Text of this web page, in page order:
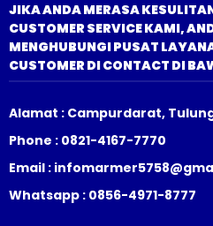
JIKA ANDA MERASA
CUSTOMER SERVICE KAMI,
MENGHUBUNGI PUSAT
CUSTOMER DI CONTACT DI
Alamat : Campurdarat,
Phone : 0821-4167-7770
Email :
Whatsapp : 0856-4971-8777